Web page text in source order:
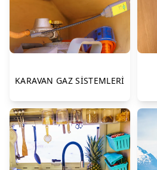
KARAVAN GAZ SİSTEMLERİ